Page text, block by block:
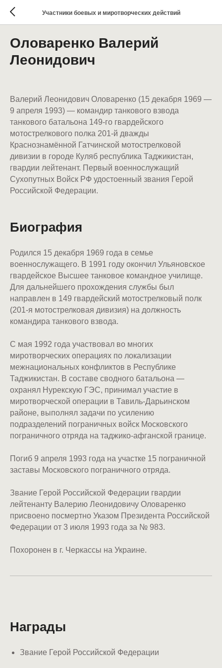
Участники боевых и миротворческих действий
Оловаренко Валерий
Леонидович
Валерий Леонидович Оловаренко (15 декабря 1969 —
9 апреля 1993) — командир танкового взвода
танкового батальона 149-го гвардейского
мотострелкового полка 201-й дважды
Краснознамённой Гатчинской мотострелковой
дивизии в городе Куляб республика Таджикистан,
гвардии лейтенант. Первый военнослужащий
Сухопутных Войск РФ удостоенный звания Герой
Российской Федерации.
Биография
Родился 15 декабря 1969 года в семье
военнослужащего. В 1991 году окончил Ульяновское
гвардейское Высшее танковое командное училище.
Для дальнейшего прохождения службы был
направлен в 149 гвардейский мотострелковый полк
(201-я мотострелковая дивизия) на должность
командира танкового взвода.
С мая 1992 года участвовал во многих
миротворческих операциях по локализации
межнациональных конфликтов в Республике
Таджикистан. В составе сводного батальона —
охранял Нурекскую ГЭС, принимал участие в
миротворческой операции в Тавиль-Дарьинском
районе, выполнял задачи по усилению
подразделений пограничных войск Московского
пограничного отряда на таджико-афганской границе.
Погиб 9 апреля 1993 года на участке 15 пограничной
заставы Московского пограничного отряда.
Звание Герой Российской Федерации гвардии
лейтенанту Валерию Леонидовичу Оловаренко
присвоено посмертно Указом Президента Российской
Федерации от 3 июля 1993 года за № 983.
Похоронен в г. Черкассы на Украине.
Награды
Звание Герой Российской Федерации